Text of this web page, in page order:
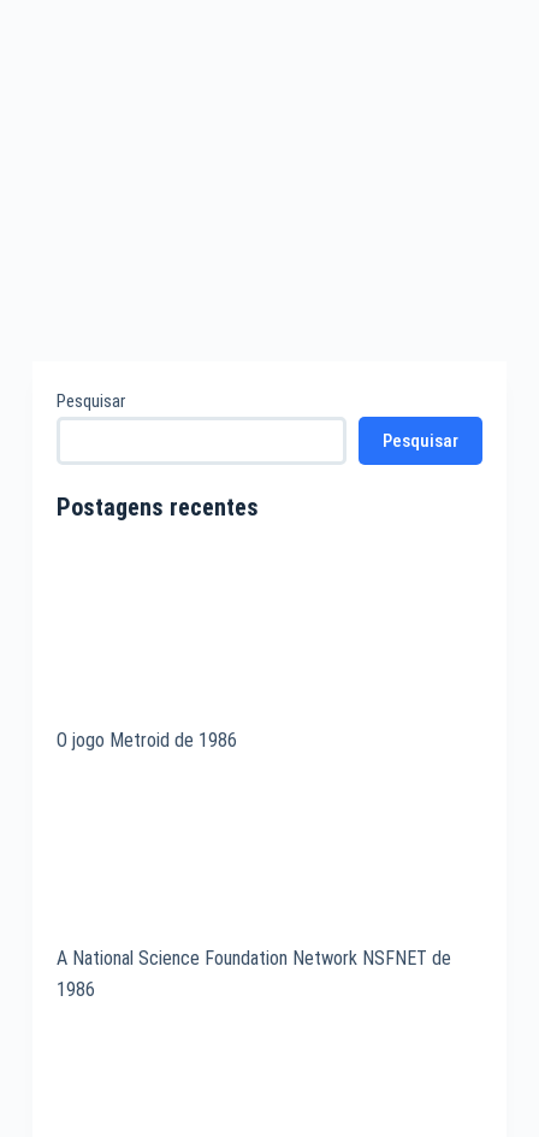
Pesquisar
Pesquisar
Postagens recentes
O jogo Metroid de 1986
A National Science Foundation Network NSFNET de
1986